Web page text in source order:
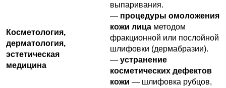
Косметология,
дерматология,
эстетическая
медицина
выпаривания.
— процедуры омоложения
кожи лица методом
фракционной или послойной
шлифовки (дермабразии).
— устранение
косметических дефектов
кожи — шлифовка рубцов,